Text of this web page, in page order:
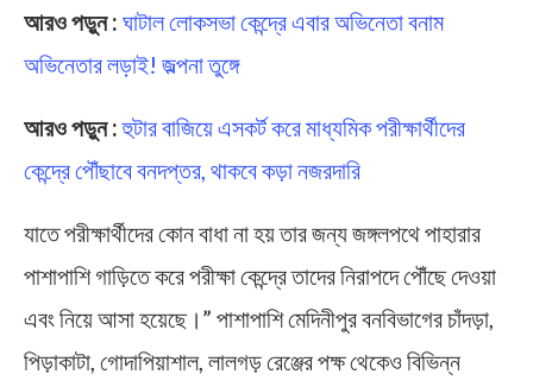
আরও পড়ুন : ঘাটাল লোকসভা কেন্দ্রে এবার অভিনেতা বনাম
অভিনেতার লড়াই! জল্পনা তুঙ্গে
আরও পড়ুন : হুটার বাজিয়ে এসকর্ট করে মাধ্যমিক পরীক্ষার্থীদের
কেন্দ্রে পৌঁছাবে বনদপ্তর, থাকবে কড়া নজরদারি
যাতে পরীক্ষার্থীদের কোন বাধা না হয় তার জন্য জঙ্গলপথে পাহারার
পাশাপাশি গাড়িতে করে পরীক্ষা কেন্দ্রে তাদের নিরাপদে পৌঁছে দেওয়া
এবং নিয়ে আসা হয়েছে।” পাশাপাশি মেদিনীপুর বনবিভাগের চাঁদড়া,
পিড়াকাটা, গোদাপিয়াশাল, লালগড় রেঞ্জের পক্ষ থেকেও বিভিন্ন